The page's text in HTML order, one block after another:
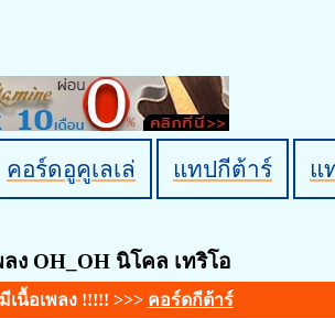
คอร์ดอูคูเลเล่ แทปกีต้าร์ แ
ลง OH_OH นิโคล เทริโอ
เนื้อเพลง !!!!! >>> คอร์ดกีต้าร์